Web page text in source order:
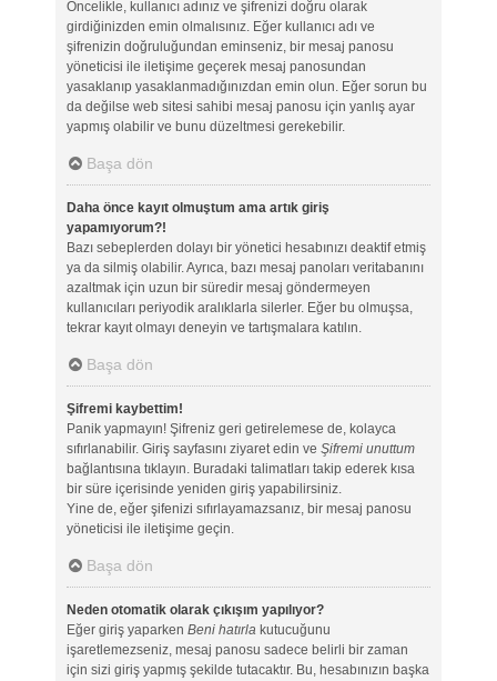
Öncelikle, kullanıcı adınız ve şifrenizi doğru olarak
girdiğinizden emin olmalısınız. Eğer kullanıcı adı ve
şifrenizin doğruluğundan eminseniz, bir mesaj panosu
yöneticisi ile iletişime geçerek mesaj panosundan
yasaklanıp yasaklanmadığınızdan emin olun. Eğer sorun bu
da değilse web sitesi sahibi mesaj panosu için yanlış ayar
yapmış olabilir ve bunu düzeltmesi gerekebilir.
Başa dön
Daha önce kayıt olmuştum ama artık giriş
yapamıyorum?!
Bazı sebeplerden dolayı bir yönetici hesabınızı deaktif etmiş
ya da silmiş olabilir. Ayrıca, bazı mesaj panoları veritabanını
azaltmak için uzun bir süredir mesaj göndermeyen
kullanıcıları periyodik aralıklarla silerler. Eğer bu olmuşsa,
tekrar kayıt olmayı deneyin ve tartışmalara katılın.
Başa dön
Şifremi kaybettim!
Panik yapmayın! Şifreniz geri getirelemese de, kolayca
sıfırlanabilir. Giriş sayfasını ziyaret edin ve Şifremi unuttum
bağlantısına tıklayın. Buradaki talimatları takip ederek kısa
bir süre içerisinde yeniden giriş yapabilirsiniz.
Yine de, eğer şifenizi sıfırlayamazsanız, bir mesaj panosu
yöneticisi ile iletişime geçin.
Başa dön
Neden otomatik olarak çıkışım yapılıyor?
Eğer giriş yaparken Beni hatırlakutucuğunu
işaretlemezseniz, mesaj panosu sadece belirli bir zaman
için sizi giriş yapmış şekilde tutacaktır. Bu, hesabınızın başka